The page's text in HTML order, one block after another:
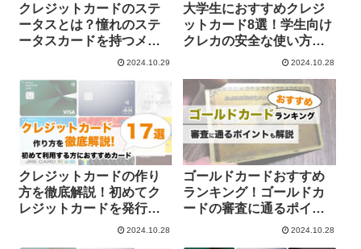
クレジットカードのステ
ータスとは？憧れのステ
ータスカードを持つメリ
ット・デメリットとおす
2024.10.29
大学生におすすめクレジ
ットカード8選！学生向け
クレカの安全な使い方や
利用可能額を解説 2024.10.28
クレジットカードの作り
方を徹底解説！初めてク
レジットカードを発行す
る人におすすめのカード
2024.10.28
ゴールドカードおすすめ
ランキング！ゴールドカ
ードの審査に通るポイン
2024.10.28